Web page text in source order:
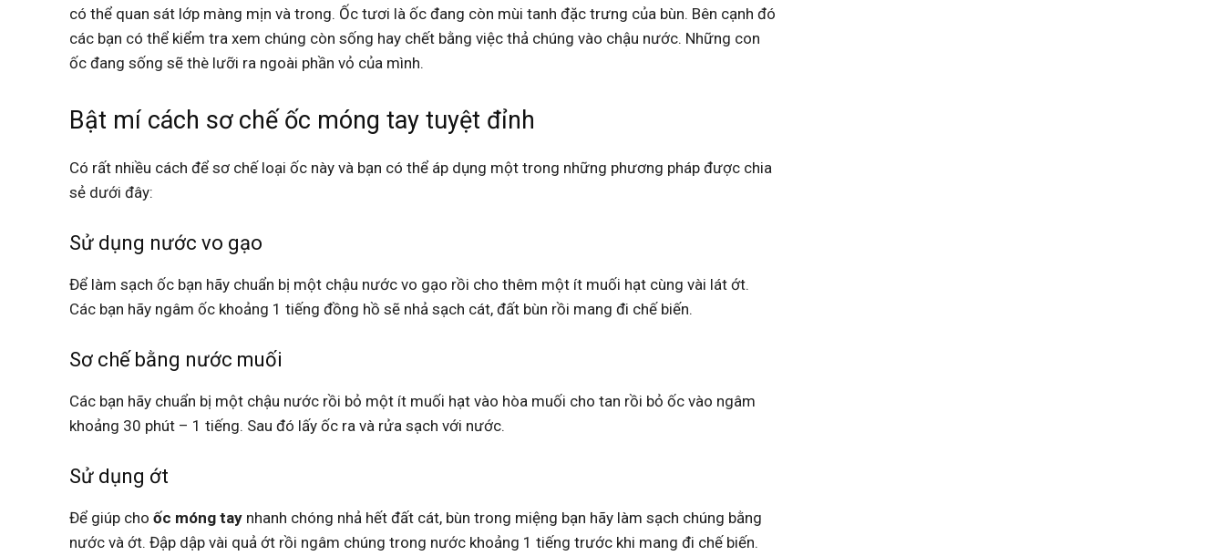
có thể quan sát lớp màng mịn và trong. Ốc tươi là ốc đang còn mùi tanh đặc trưng của bùn. Bên cạnh đó
các bạn có thể kiểm tra xem chúng còn sống hay chết bằng việc thả chúng vào chậu nước. Những con
ốc đang sống sẽ thè lưỡi ra ngoài phần vỏ của mình.
Bật mí cách sơ chế ốc móng tay tuyệt đỉnh
Có rất nhiều cách để sơ chế loại ốc này và bạn có thể áp dụng một trong những phương pháp được chia
sẻ dưới đây:
Sử dụng nước vo gạo
Để làm sạch ốc bạn hãy chuẩn bị một chậu nước vo gạo rồi cho thêm một ít muối hạt cùng vài lát ớt.
Các bạn hãy ngâm ốc khoảng 1 tiếng đồng hồ sẽ nhả sạch cát, đất bùn rồi mang đi chế biến.
Sơ chế bằng nước muối
Các bạn hãy chuẩn bị một chậu nước rồi bỏ một ít muối hạt vào hòa muối cho tan rồi bỏ ốc vào ngâm
khoảng 30 phút – 1 tiếng. Sau đó lấy ốc ra và rửa sạch với nước.
Sử dụng ớt
Để giúp cho ốc móng tay nhanh chóng nhả hết đất cát, bùn trong miệng bạn hãy làm sạch chúng bằng
nước và ớt. Đập dập vài quả ớt rồi ngâm chúng trong nước khoảng 1 tiếng trước khi mang đi chế biến.